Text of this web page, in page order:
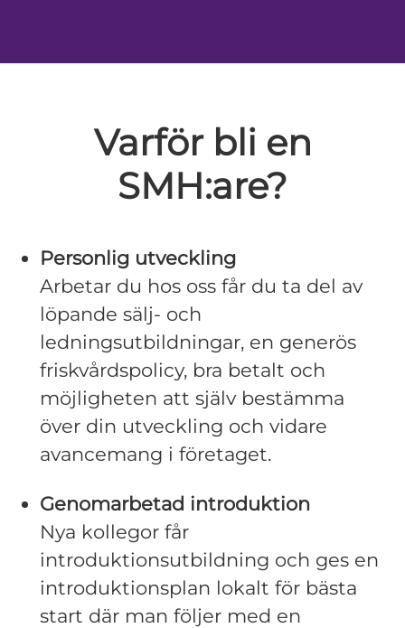
Varför bli en
SMH:are?
Personlig utveckling
Arbetar du hos oss får du ta del av
löpande sälj- och
ledningsutbildningar, en generös
friskvårdspolicy, bra betalt och
möjligheten att själv bestämma
över din utveckling och vidare
avancemang i företaget.
Genomarbetad introduktion
Nya kollegor får
introduktionsutbildning och ges en
introduktionsplan lokalt för bästa
start där man följer med en